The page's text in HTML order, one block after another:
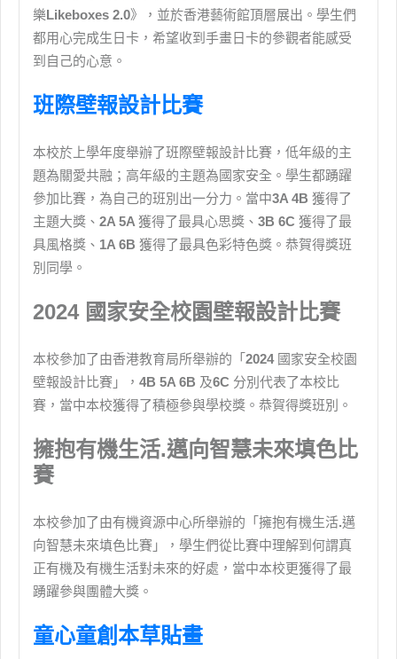
樂Likeboxes 2.0》，並於香港藝術館頂層展出。學生們
都用心完成生日卡，希望收到手畫日卡的參觀者能感受
到自己的心意。
班際壁報設計比賽
本校於上學年度舉辦了班際壁報設計比賽，低年級的主
題為關愛共融；高年級的主題為國家安全。學生都踴躍
參加比賽，為自己的班別出一分力。當中3A 4B 獲得了
主題大獎、 2A 5A 獲得了最具心思獎、 3B 6C 獲得了最
具風格獎、 1A 6B 獲得了最具色彩特色獎。恭賀得獎班
別同學。
2024 國家安全校園壁報設計比賽
本校參加了由香港教育局所舉辦的「 2024 國家安全校園
壁報設計比賽」， 4B 5A 6B 及6C 分別代表了本校比
賽，當中本校獲得了積極參與學校獎。恭賀得獎班別。
擁抱有機生活.邁向智慧未來填色比
賽
本校參加了由有機資源中心所舉辦的「擁抱有機生活.邁
向智慧未來填色比賽」，學生們從比賽中理解到何謂真
正有機及有機生活對未來的好處，當中本校更獲得了最
踴躍參與團體大獎。
童心童創本草貼畫